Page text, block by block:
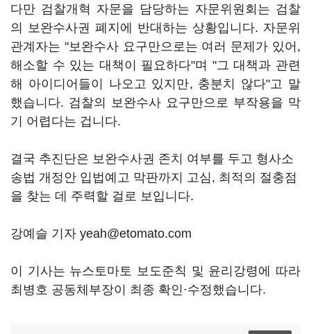
다만 검찰개혁 자문을 담당하는 자문위원회는 검찰
의 보완수사권 폐지에 반대하는 상황입니다. 자문위
관계자는 "보완수사 요구만으로는 여러 문제가 있어,
해소할 수 있는 대책이 필요하다"며 "그 대책과 관련
해 아이디어들이 나오고 있지만, 충분치 않다"고 말
했습니다. 검찰의 보완수사 요구만으로 부작용을 막
기 어렵다는 겁니다.
결국 추진단은 보완수사권 존치 여부를 두고 형사소
송법 개정안 입법예고 막판까지 고심, 최적의 절충점
을 찾는 데 주력할 걸로 보입니다.
강예슬 기자 yeah@etomato.com
이 기사는 뉴스토마토 보도준칙 및 윤리강령에 따라
최병호 공동체부장이 최종 확인·수정했습니다.